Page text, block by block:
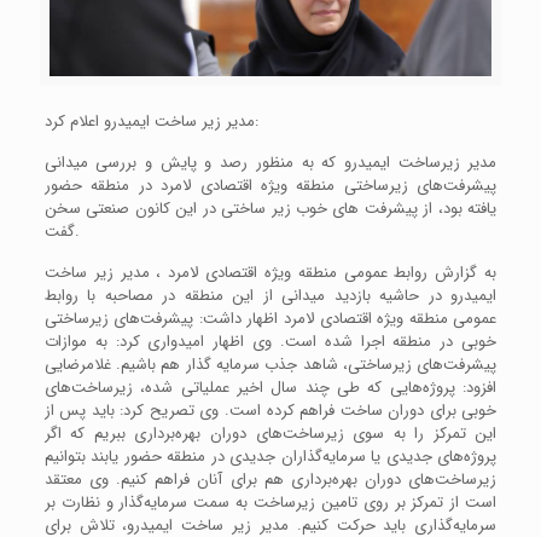
مدیر زیر ساخت ایمیدرو اعلام کرد:
مدیر زیرساخت ایمیدرو که به منظور رصد و پایش و بررسی میدانی
پیشرفت‌های زیرساختی منطقه ویژه اقتصادی لامرد در منطقه حضور
یافته بود، از پیشرفت های خوب زیر ساختی در این کانون صنعتی سخن
گفت.
به گزارش روابط عمومی منطقه ویژه اقتصادی لامرد ، مدیر زیر ساخت
ایمیدرو در حاشیه بازدید میدانی از این منطقه در مصاحبه با روابط
عمومی منطقه ویژه اقتصادی لامرد اظهار داشت: پیشرفت‌های زیرساختی
خوبی در منطقه اجرا شده است. وی اظهار امیدواری کرد: به موازات
پیشرفت‌های زیرساختی، شاهد جذب سرمایه گذار هم باشیم. غلامرضایی
افزود: پروژه‌هایی که طی چند سال اخیر عملیاتی شده، زیرساخت‌های
خوبی برای دوران ساخت فراهم کرده است. وی تصریح کرد: باید پس از
این تمرکز را به سوی زیرساخت‌های دوران بهره‌برداری ببریم که اگر
پروژه‌های جدیدی یا سرمایه‌گذاران جدیدی در منطقه حضور یابند بتوانیم
زیرساخت‌های دوران بهره‌برداری هم برای آنان فراهم کنیم. وی معتقد
است از تمرکز بر روی تامین زیرساخت به سمت سرمایه‌گذار و نظارت بر
سرمایه‌گذاری باید حرکت کنیم. مدیر زیر ساخت ایمیدرو، تلاش برای